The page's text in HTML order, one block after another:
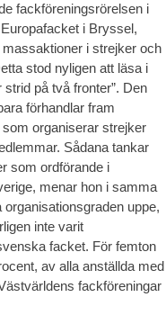
fackförenings­rörelsen i
i Bryssel,
i strejker och
stod nyligen att läsa i
på två fronter”. Den
förhandlar fram
organiserar strejker
Sådana tankar
som ordförande i
menar hon i samma
uppe,
inte varit
facket. För femton
av alla anställda med
fackföreningar